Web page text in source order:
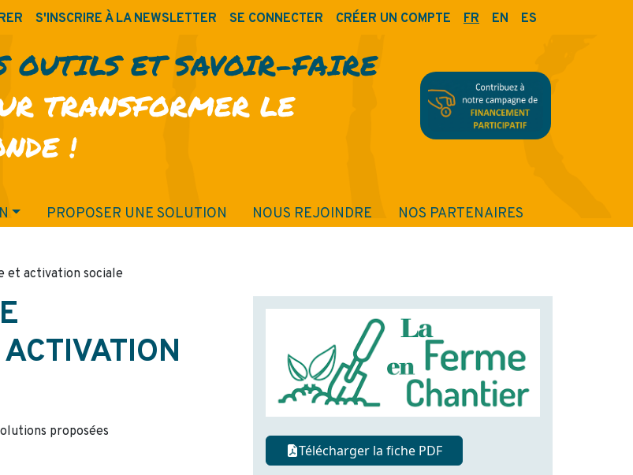
S'INSCRIRE À LA NEWSLETTER SE CONNECTER CRÉER UN COMPTE FR EN ES
OUTILS ET SAVOIR-FAIRE
TRANSFORMER LE
!
PROPOSER UNE SOLUTION NOUS REJOINDRE NOS PARTENAIRES
et activation sociale
proposées
Télécharger la fiche PDF